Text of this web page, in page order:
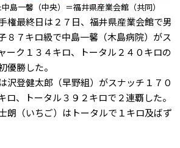
島一馨（中央）＝福井県産業会館（共同）
権最終日は２７日、福井県産業会館で男
８７キロ級で中島一馨（木島病院）がス
ーク１３４キロ、トータル２４０キロの
優勝した。
沢登健太郎（早野組）がスナッチ１７０
ロ、トータル３９２キロで２連覇した。
朗（いちご）はトータルで１キロ及ばず